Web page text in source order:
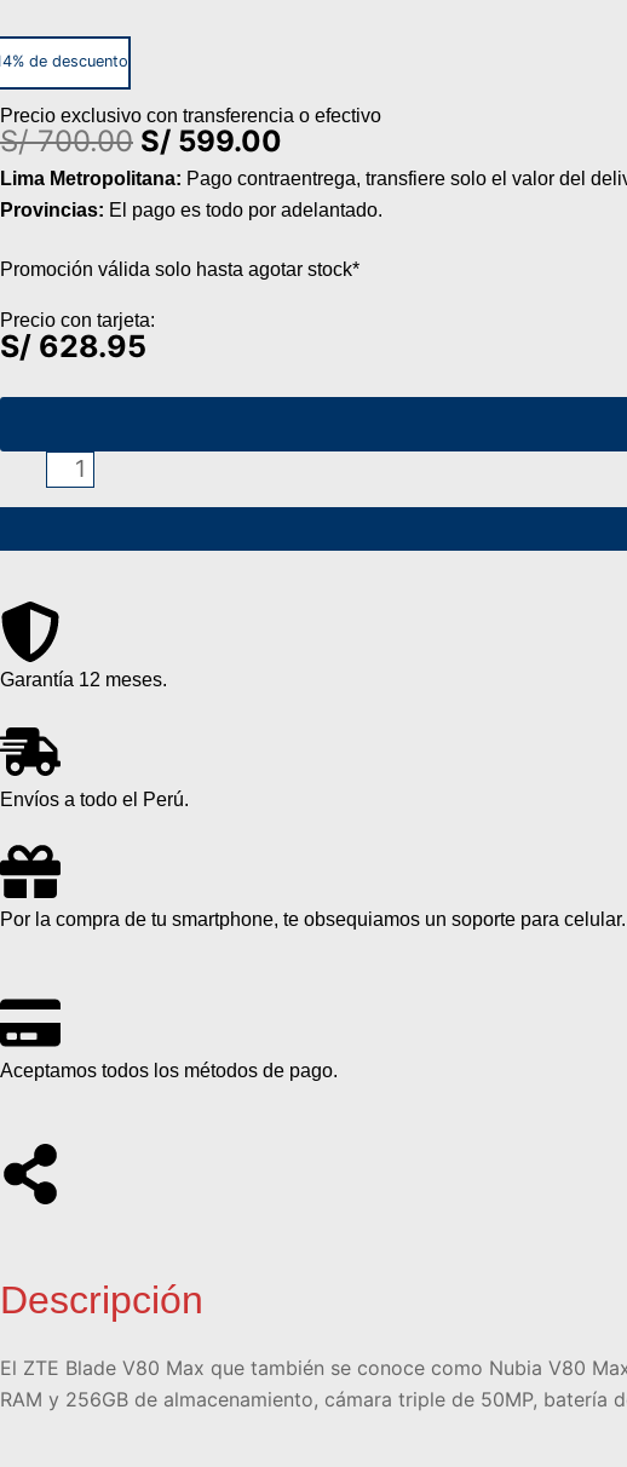
de descuento
Precio exclusivo con transferencia o efectivo
S/700.00 El
precio
original
S/ 700.00.
S/ 599.00
precio
actual
S/ 599.00.
Lima Metropolitana: Pago contraentrega, transfiere solo el valor del
Provincias: El pago es todo por adelantado.
Promoción válida solo hasta agotar stock*
Precio con tarjeta:
S/ 628.95
Garantía 12 meses.
Envíos a todo el Perú.
Por la compra de tu smartphone, te obsequiamos un soporte para celular.
Aceptamos todos los métodos de pago.
Descripción
El ZTE Blade V80 Max que también se conoce como Nubia V80
RAM y 256GB de almacenamiento, cámara triple de 50MP, batería